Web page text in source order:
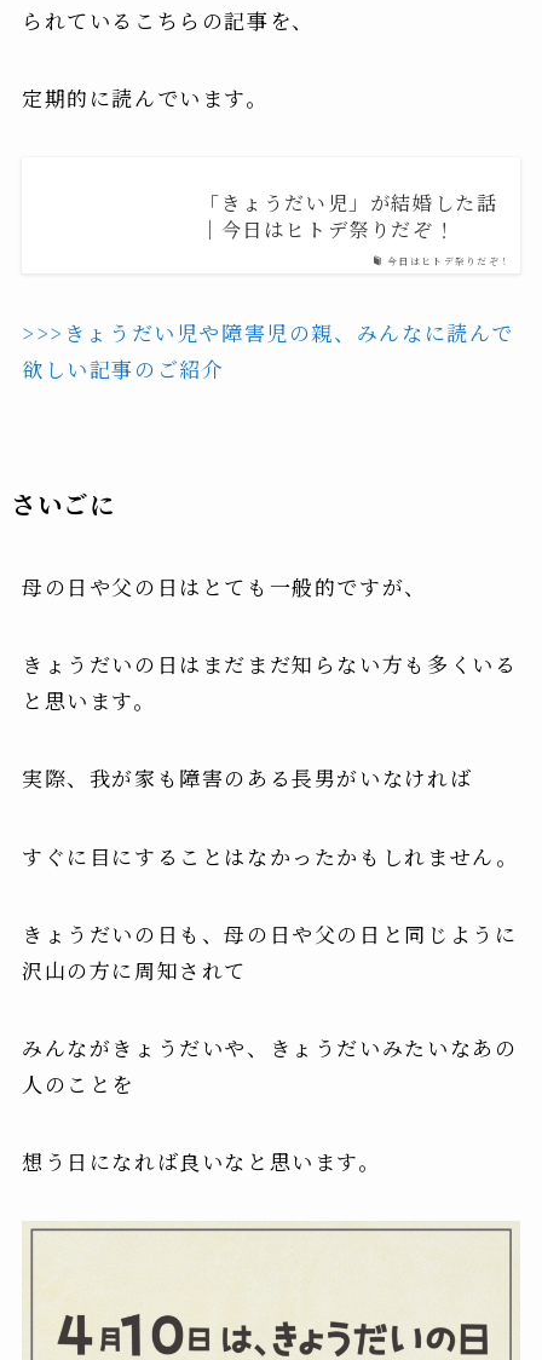
られているこちらの記事を、
定期的に読んでいます。
今日はヒトデ祭りだぞ！
「きょうだい児」が結婚した話
｜今日はヒトデ祭りだぞ！
>>>きょうだい児や障害児の親、みんなに読んで
欲しい記事のご紹介
さいごに
母の日や父の日はとても一般的ですが、
きょうだいの日はまだまだ知らない方も多くいる
と思います。
実際、我が家も障害のある長男がいなければ
すぐに目にすることはなかったかもしれません。
きょうだいの日も、母の日や父の日と同じように
沢山の方に周知されて
みんながきょうだいや、きょうだいみたいなあの
人のことを
想う日になれば良いなと思います。